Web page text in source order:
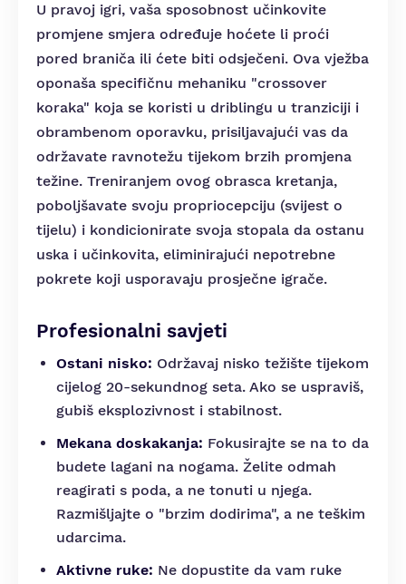
U pravoj igri, vaša sposobnost učinkovite
promjene smjera određuje hoćete li proći
pored braniča ili ćete biti odsječeni. Ova vježba
oponaša specifičnu mehaniku "crossover
koraka" koja se koristi u driblingu u tranziciji i
obrambenom oporavku, prisiljavajući vas da
održavate ravnotežu tijekom brzih promjena
težine. Treniranjem ovog obrasca kretanja,
poboljšavate svoju propriocepciju (svijest o
tijelu) i kondicionirate svoja stopala da ostanu
uska i učinkovita, eliminirajući nepotrebne
pokrete koji usporavaju prosječne igrače.
Profesionalni savjeti
Ostani nisko: Održavaj nisko težište tijekom
cijelog 20-sekundnog seta. Ako se uspraviš,
gubiš eksplozivnost i stabilnost.
Mekana doskakanja: Fokusirajte se na to da
budete lagani na nogama. Želite odmah
reagirati s poda, a ne tonuti u njega.
Razmišljajte o "brzim dodirima", a ne teškim
udarcima.
Aktivne ruke: Ne dopustite da vam ruke